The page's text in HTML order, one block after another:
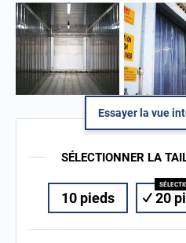
Essayer la vue
SÉLECTIONNER LA
10 pieds 20